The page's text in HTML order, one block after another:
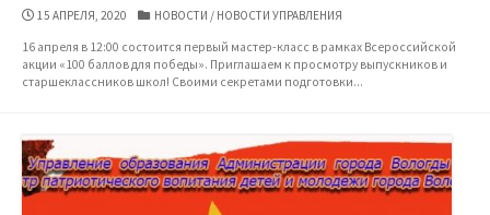
ДАТА
15 АПРЕЛЯ, 2020 КАТЕГОРИИ
НОВОСТИ / НОВОСТИ УПРАВЛЕНИЯ
16 апреля в 12:00 состоится первый мастер-класс в рамках Всероссийской
акции «100 баллов для победы». Приглашаем к просмотру выпускников и
старшеклассников школ! Своими секретами подготовки...